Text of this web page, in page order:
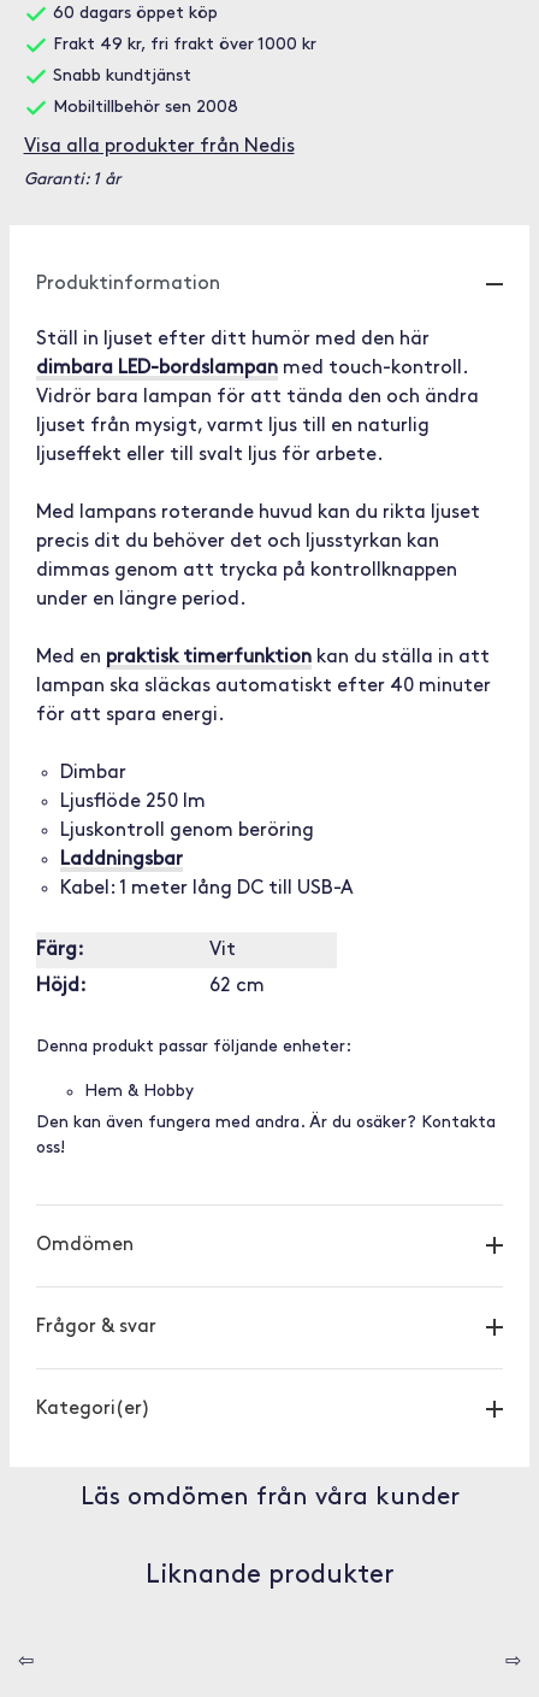
60 dagars öppet köp
Frakt 49 kr, fri frakt över 1000 kr
Snabb kundtjänst
Mobiltillbehör sen 2008
Visa alla produkter från Nedis
Garanti: 1 år
Produktinformation
Ställ in ljuset efter ditt humör med den här
dimbara LED-bordslampan med touch-kontroll.
Vidrör bara lampan för att tända den och ändra
ljuset från mysigt, varmt ljus till en naturlig
ljuseffekt eller till svalt ljus för arbete.
Med lampans roterande huvud kan du rikta ljuset
precis dit du behöver det och ljusstyrkan kan
dimmas genom att trycka på kontrollknappen
under en längre period.
Med en praktisk timerfunktion kan du ställa in att
lampan ska släckas automatiskt efter 40 minuter
för att spara energi.
Dimbar
Ljusflöde 250 lm
Ljuskontroll genom beröring
Laddningsbar
Kabel: 1 meter lång DC till USB-A
Färg:
Vit
Höjd:
62 cm
Denna produkt passar följande enheter:
Hem & Hobby
Den kan även fungera med andra. Är du osäker? Kontakta
oss!
Omdömen
Frågor & svar
Kategori(er)
Läs omdömen från våra kunder
Liknande produkter
⇦ ⇨